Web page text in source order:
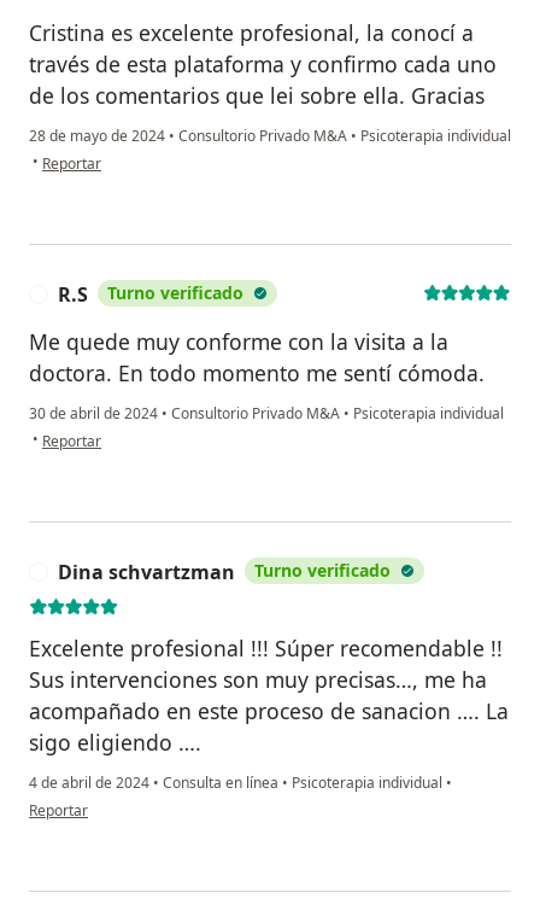
Cristina es excelente profesional, la conocí a
través de esta plataforma y confirmo cada uno
de los comentarios que lei sobre ella. Gracias
28 de mayo de 2024 • Consultorio Privado M&A • Psicoterapia individual
• en opinión del usuario Yasmin
Reportar
R.S Turno verificado
Me quede muy conforme con la visita a la
doctora. En todo momento me sentí cómoda.
30 de abril de 2024 • Consultorio Privado M&A • Psicoterapia individual
• en opinión del usuario R.S
Reportar
Dina schvartzman Turno verificado
Excelente profesional !!! Súper recomendable !!
Sus intervenciones son muy precisas…, me ha
acompañado en este proceso de sanacion …. La
sigo eligiendo ….
4 de abril de 2024 • Consulta en línea • Psicoterapia individual •
en opinión del usuario Dina schvartzman
Reportar